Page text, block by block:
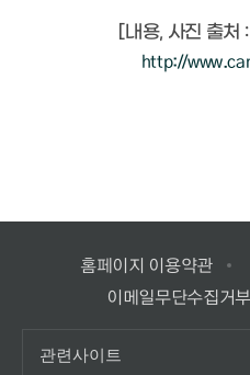
[내용, 사진 출처 :
http://
홈페이지 이용약관
이메일무단수집거부
관련사이트